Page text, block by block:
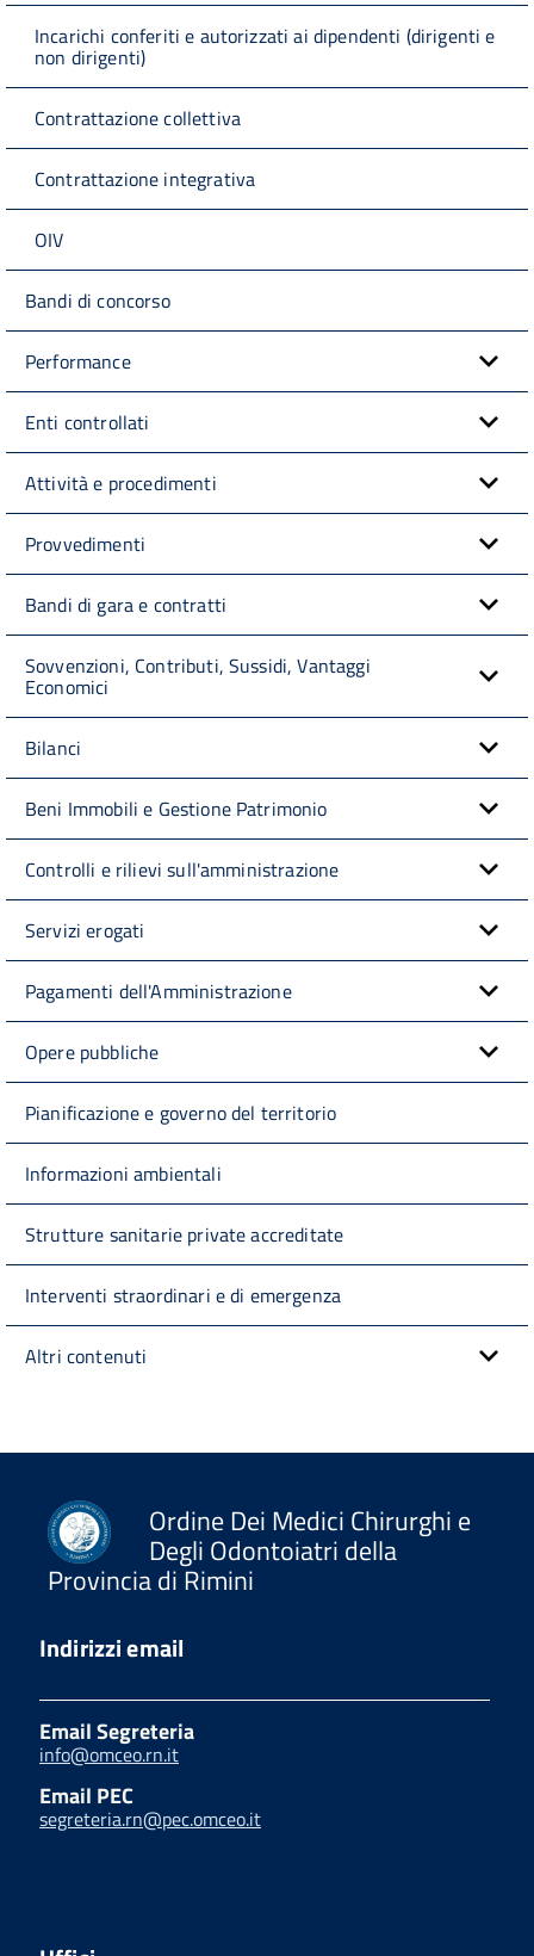
Incarichi conferiti e autorizzati ai dipendenti (dirigenti e
non dirigenti)
Contrattazione collettiva
Contrattazione integrativa
OIV
Bandi di concorso
Performance
Enti controllati
Attività e procedimenti
Provvedimenti
Bandi di gara e contratti
Sovvenzioni, Contributi, Sussidi, Vantaggi
Economici
Bilanci
Beni Immobili e Gestione Patrimonio
Controlli e rilievi sull'amministrazione
Servizi erogati
Pagamenti dell'Amministrazione
Opere pubbliche
Pianificazione e governo del territorio
Informazioni ambientali
Strutture sanitarie private accreditate
Interventi straordinari e di emergenza
Altri contenuti
Ordine Dei Medici Chirurghi e
Degli Odontoiatri della
Provincia di Rimini
Indirizzi email
Email Segreteria
info@omceo.rn.it
Email PEC
segreteria.rn@pec.omceo.it